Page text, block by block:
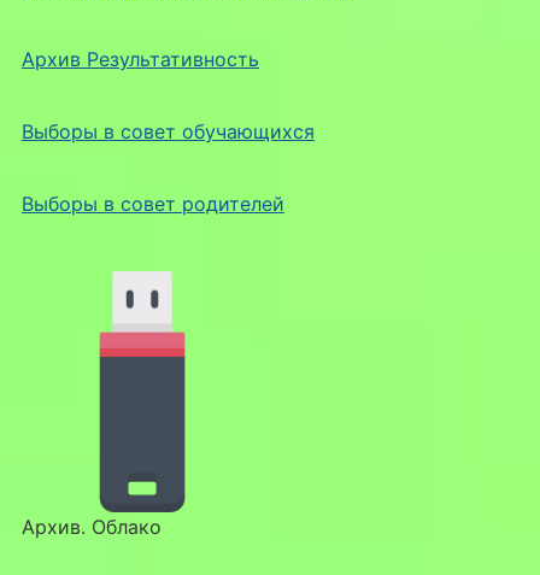
Архив Результативность
Выборы в совет обучающихся
Выборы в совет родителей
Архив. Облако